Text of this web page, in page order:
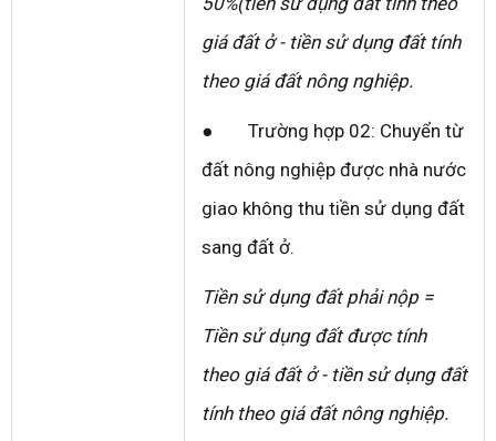
giá đất ở - tiền sử dụng đất tính
theo giá đất nông nghiệp.
● Trường hợp 02: Chuyển từ
đất nông nghiệp được nhà nước
giao không thu tiền sử dụng đất
sang đất ở.
Tiền sử dụng đất phải nộp =
Tiền sử dụng đất được tính
theo giá đất ở - tiền sử dụng đất
tính theo giá đất nông nghiệp.